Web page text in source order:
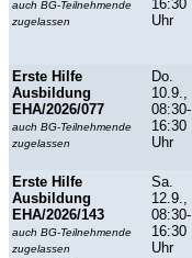
auch BG-Teilnehmende
zugelassen
16:30
Uhr
Erste Hilfe
Ausbildung
EHA/2026/077
auch BG-Teilnehmende
zugelassen
Do.
10.9.,
08:30-
16:30
Uhr
Erste Hilfe
Ausbildung
EHA/2026/143
auch BG-Teilnehmende
zugelassen
Sa.
12.9.,
08:30-
16:30
Uhr